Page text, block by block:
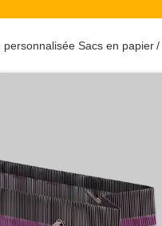
personnalisée Sacs en papier/